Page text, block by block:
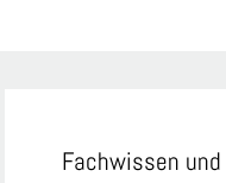
Fachwissen